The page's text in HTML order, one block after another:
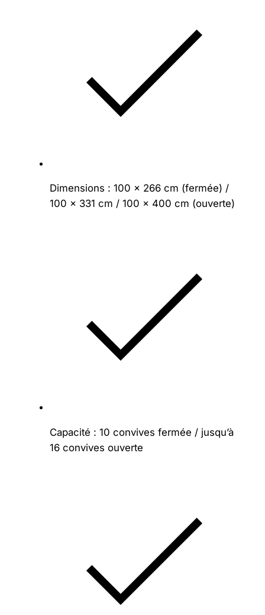
Dimensions : 100 × 266 cm (fermée) /
100 × 331 cm / 100 × 400 cm (ouverte)
Capacité : 10 convives fermée / jusqu’à
16 convives ouverte